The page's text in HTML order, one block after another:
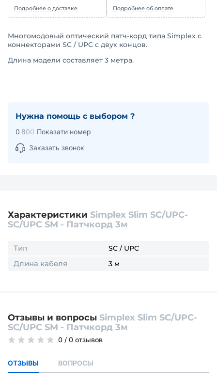
Подробнее о доставке
Подробнее об оплате
Многомодовый оптический патч-корд типа Simplex с
коннекторами SC / UPC с двух концов.
Длина модели составляет 3 метра.
Нужна помощь с выбором ?
0 800 Показати номер
Заказать звонок
Характеристики Simplex Slim SC/UPC-
SC/UPC SM - Патчкорд 3м
Тип SC / UPC
Длина кабеля 3 м
Отзывы и вопросы Simplex Slim SC/UPC-
SC/UPC SM - Патчкорд 3м
0 / 0 отзывов
ОТЗЫВЫ ВОПРОСЫ